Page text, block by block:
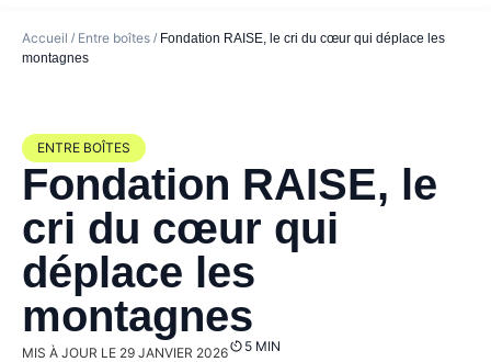
Accueil / Entre boîtes / Fondation RAISE, le cri du cœur qui déplace les
montagnes
ENTRE BOÎTES
Fondation RAISE, le
cri du cœur qui
déplace les
montagnes
MIS À JOUR LE 29 JANVIER 2026 5 MIN